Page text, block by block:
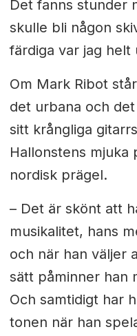
Det fanns stunder
skulle bli någon
färdiga var jag helt
Om Mark Ribot
det urbana och
sitt krångliga
Hallonstens mjuka
nordisk prägel.
– Det är skönt att
musikalitet, hans
och när han väljer
sätt påminner han
Och samtidigt har
tonen när han